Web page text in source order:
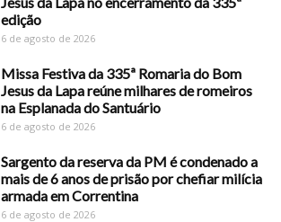
edição
6 de agosto de 2026
Missa Festiva da 335ª Romaria do Bom
Jesus da Lapa reúne milhares de romeiros
na Esplanada do Santuário
6 de agosto de 2026
Sargento da reserva da PM é condenado a
mais de 6 anos de prisão por chefiar milícia
armada em Correntina
6 de agosto de 2026